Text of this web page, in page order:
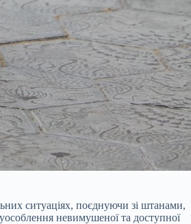
ситуаціях, поєднуючи зі штанами,
невимушеної та доступної